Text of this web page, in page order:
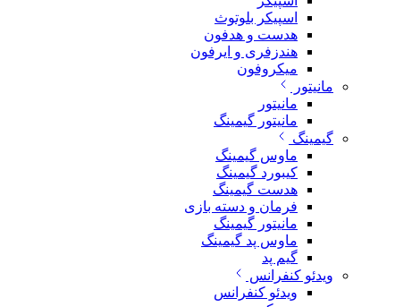
اسپیکر بلوتوث
هدست و هدفون
هندزفری و ایرفون
میکروفون
مانیتور
مانیتور
مانیتور گیمینگ
گیمینگ
ماوس گیمینگ
کیبورد گیمینگ
هدست گیمینگ
فرمان و دسته بازی
مانیتور گیمینگ
ماوس پد گیمینگ
گیم پد
ویدئو کنفرانس
ویدئو کنفرانس